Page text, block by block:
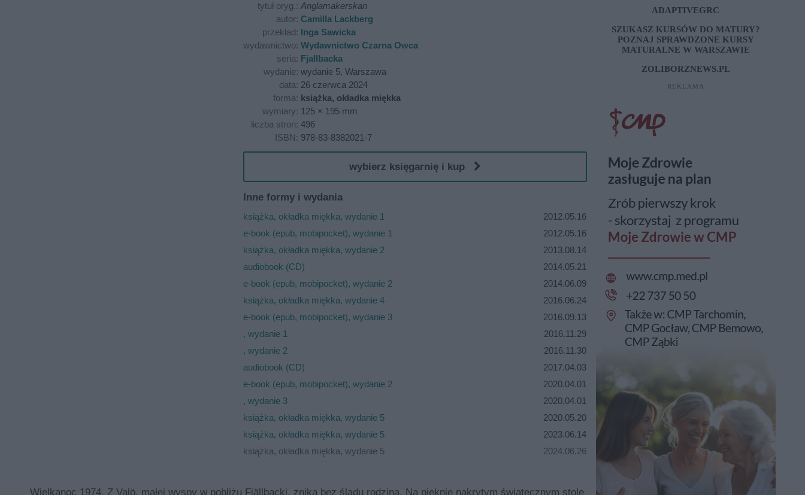
tytuł oryg.: Anglamakerskan
autor: Camilla Lackberg
przekład: Inga Sawicka
wydawnictwo: Wydawnictwo Czarna Owca
seria: Fjallbacka
wydanie: wydanie 5, Warszawa
data: 26 czerwca 2024
forma: książka, okładka miękka
wymiary: 125 × 195 mm
liczba stron: 496
ISBN: 978-83-8382021-7
wybierz księgarnię i kup
Inne formy i wydania
książka, okładka miękka, wydanie 1
2012.05.16
e-book (epub, mobipocket), wydanie 1
2012.05.16
książka, okładka miękka, wydanie 2
2013.08.14
audiobook (CD)
2014.05.21
e-book (epub, mobipocket), wydanie 2
2014.06.09
książka, okładka miękka, wydanie 4
2016.06.24
e-book (epub, mobipocket), wydanie 3
2016.09.13
, wydanie 1
2016.11.29
, wydanie 2
2016.11.30
audiobook (CD)
2017.04.03
e-book (epub, mobipocket), wydanie 2
2020.04.01
, wydanie 3
2020.04.01
książka, okładka miękka, wydanie 5
2020.05.20
książka, okładka miękka, wydanie 5
2023.06.14
książka, okładka miękka, wydanie 5
2024.06.26
Wielkanoc 1974. Z Valö, małej wyspy w pobliżu Fjällbacki, znika bez śladu rodzina. Na pięknie nakrytym świątecznym stole
ADAPTIVEGRC
SZUKASZ KURSÓW DO MATURY?
POZNAJ SPRAWDZONE KURSY
MATURALNE W WARSZAWIE
ZOLIBORZNEWS.PL
REKLAMA